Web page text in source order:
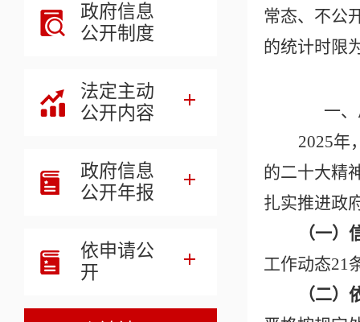
政府信息
公开制度
法定主动
公开内容
政府信息
公开年报
依申请公
开
常态、不公
的统计时限
一、
2025年
的二十大精
扎实推进政
（一）
工作动态21
（二